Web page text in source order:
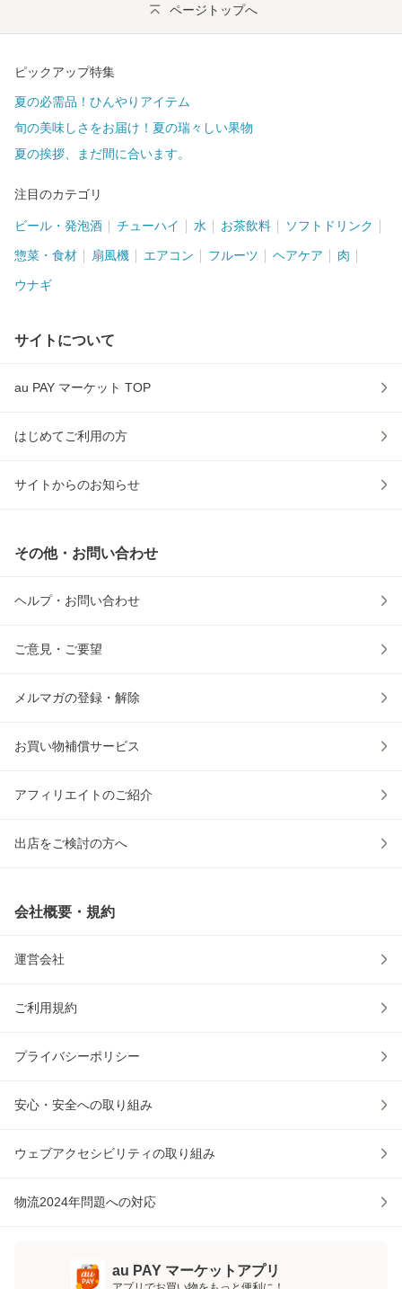
ページトップへ
ピックアップ特集
夏の必需品！ひんやりアイテム
旬の美味しさをお届け！夏の瑞々しい果物
夏の挨拶、まだ間に合います。
注目のカテゴリ
ビール・発泡酒 チューハイ 水 お茶飲料 ソフトドリンク
惣菜・食材 扇風機 エアコン フルーツ ヘアケア 肉
ウナギ
サイトについて
au PAY マーケット TOP
はじめてご利用の方
サイトからのお知らせ
その他・お問い合わせ
ヘルプ・お問い合わせ
ご意見・ご要望
メルマガの登録・解除
お買い物補償サービス
アフィリエイトのご紹介
出店をご検討の方へ
会社概要・規約
運営会社
ご利用規約
プライバシーポリシー
安心・安全への取り組み
ウェブアクセシビリティの取り組み
物流2024年問題への対応
au PAY マーケットアプリ